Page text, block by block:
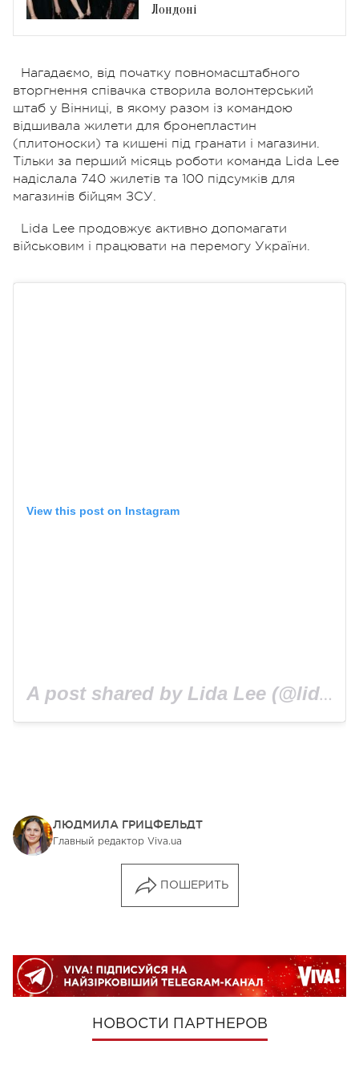
Лондоні
Нагадаємо, від початку повномасштабного
вторгнення співачка створила волонтерський
штаб у Вінниці, в якому разом із командою
відшивала жилети для бронепластин
(плитоноски) та кишені під гранати і магазини.
Тільки за перший місяць роботи команда Lida Lee
надіслала 740 жилетів та 100 підсумків для
магазинів бійцям ЗСУ.
Lida Lee продовжує активно допомагати
військовим і працювати на перемогу України.
View this post on Instagram
A post shared by Lida Lee (@lidalee_official)
ЛЮДМИЛА ГРИЦФЕЛЬДТ
Главный редактор Viva.ua
ПОШЕРИТЬ
НОВОСТИ ПАРТНЕРОВ